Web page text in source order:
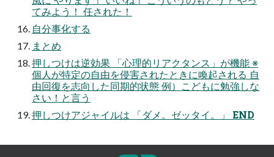
てみよう！ 任された！
自分事化する
まとめ
押しつけは逆効果 「心理的リアクタンス」が機能 ※
個人が特定の自由を侵害されたときに喚起される 自
由回復を志向した同期的状態 例）こどもに勉強しな
さい！と言う
押しつけアジャイルは 「ダメ。ゼッタイ。」 END